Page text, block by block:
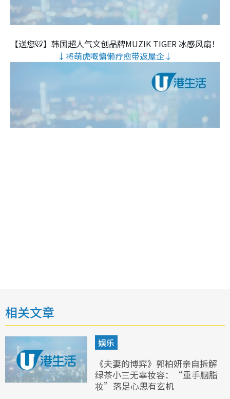
【送您🐯】韩国超人气文创品牌MUZIK TIGER 冰感风扇！
↓将萌虎嘅慵懒疗愈带返屋企↓
相关文章
娱乐
《夫妻的博弈》郭柏妍亲自拆解
绿茶小三无辜妆容：“重手胭脂
妆”落足心思有玄机